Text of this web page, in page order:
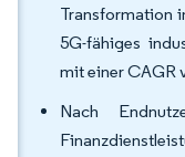
Transformation
5G-fähiges
mit einer CAGR
Nach